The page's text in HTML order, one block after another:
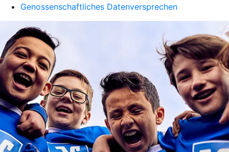
Genossenschaftliches Datenversprechen